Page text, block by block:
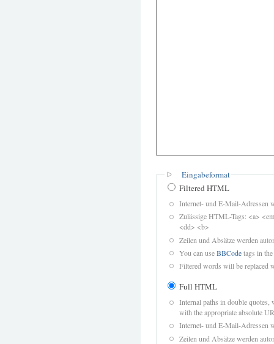
Eingabeformat
Filtered HTML
Internet- und E-Mail-Adressen
Zulässige HTML-Tags: <a>
<dd> <b>
Zeilen und Absätze werden
You can useBBCodetags in
Filtered words will be replaced
Full HTML
Internal paths in double quotes,
with the appropriate absolute
Internet- und E-Mail-Adressen
Zeilen und Absätze werden